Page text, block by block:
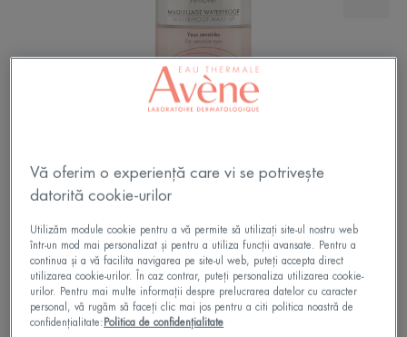
termală calmantă Avène și uleiuri de curățare)
pentru a îndepărta machiajul intens, rezistent la
apă. Pentru persoane cu ochi sensibili și cele care
poartă lentile de contact.
Vă oferim o experiență care vi se potrivește
datorită cookie-urilor
Utilizăm module cookie pentru a vă permite să utilizați site-ul nostru web
într-un mod mai personalizat și pentru a utiliza funcții avansate. Pentru a
continua și a vă facilita navigarea pe site-ul web, puteți accepta direct
utilizarea cookie-urilor. În caz contrar, puteți personaliza utilizarea cookie-
urilor. Pentru mai multe informații despre prelucrarea datelor cu caracter
personal, vă rugăm să faceți clic mai jos pentru a citi politica noastră de
confidențialitate: Politica de confidențialitate